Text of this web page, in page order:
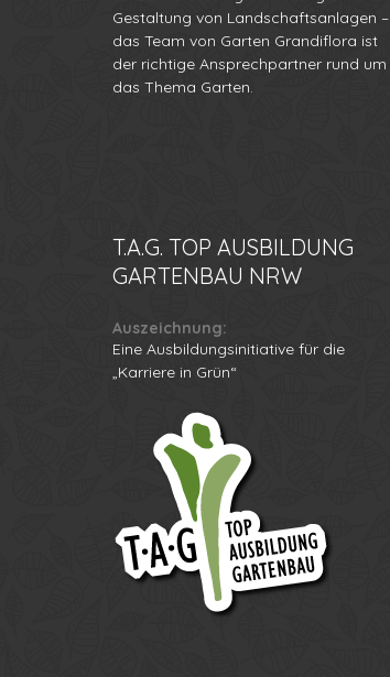
Gestaltung von Landschaftsanlagen –
das Team von Garten Grandiflora ist
der richtige Ansprechpartner rund um
das Thema Garten.
T.A.G. TOP AUSBILDUNG
GARTENBAU NRW
Auszeichnung:
Eine Ausbildungsinitiative für die
„Karriere in Grün“